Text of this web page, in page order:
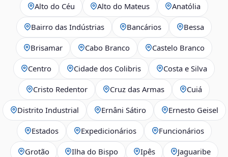
Alto do Céu Alto do Mateus Anatólia
Bairro das Indústrias Bancários Bessa
Brisamar Cabo Branco Castelo Branco
Centro Cidade dos Colibris Costa e Silva
Cristo Redentor Cruz das Armas Cuiá
Distrito Industrial Ernâni Sátiro Ernesto Geisel
Estados Expedicionários Funcionários
Grotão Ilha do Bispo Ipês Jaguaribe